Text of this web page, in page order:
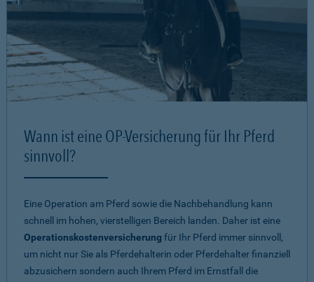
Wann ist eine OP-Versicherung für Ihr Pferd
sinnvoll?
Eine Operation am Pferd sowie die Nachbehandlung kann
schnell im hohen, vierstelligen Bereich landen. Daher ist eine
Operationskostenversicherung für Ihr Pferd immer sinnvoll,
um nicht nur Sie als Pferdehalterin oder Pferdehalter finanziell
abzusichern sondern auch Ihrem Pferd im Ernstfall die